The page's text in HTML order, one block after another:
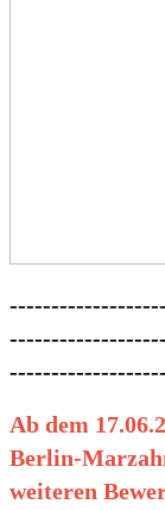
-------------------
Ab dem
Berlin-
weiteren